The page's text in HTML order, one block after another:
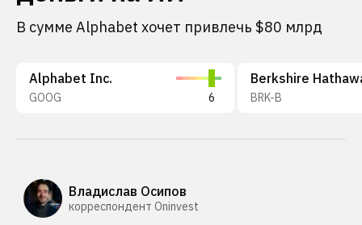
В сумме Alphabet хочет привлечь $80 млрд
Alphabet Inc.
GOOG 6 BRK-B
Владислав Осипов
корреспондент Oninvest